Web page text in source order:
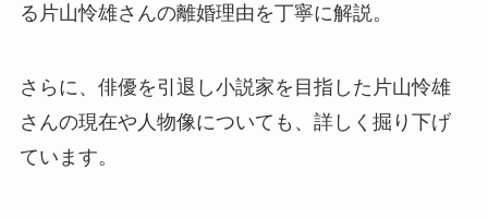
る片山怜雄さんの離婚理由を丁寧に解説。
さらに、俳優を引退し小説家を目指した片山怜雄
さんの現在や人物像についても、詳しく掘り下げ
ています。